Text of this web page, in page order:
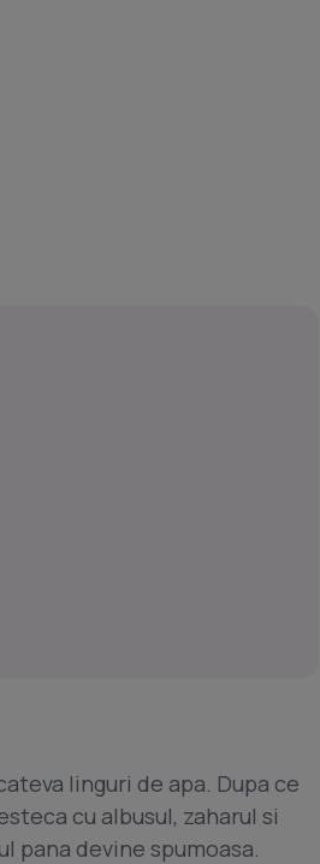
linguri de apa. Dupa ce
cu albusul, zaharul si
pana devine spumoasa.